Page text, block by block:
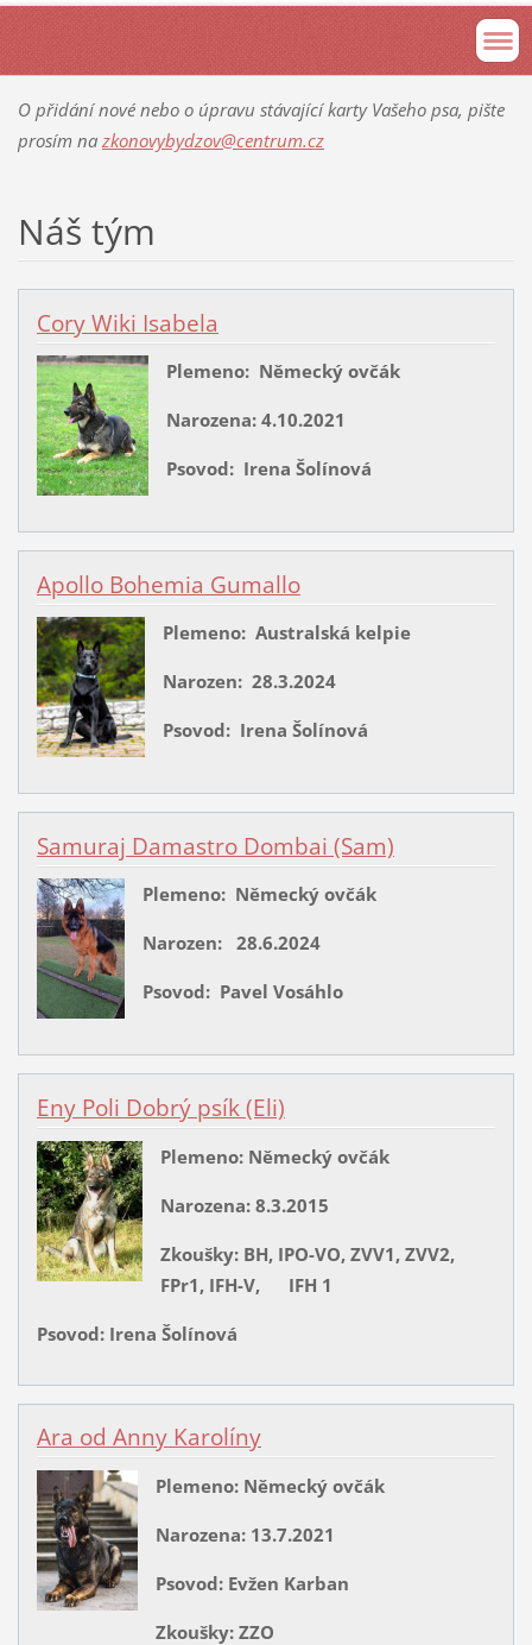
O přidání nové nebo o úpravu stávající karty Vašeho psa, pište
prosím na zkonovybydzov@centrum.cz
Náš tým
Cory Wiki Isabela
Plemeno: Německý ovčák
Narozena: 4.10.2021
Psovod: Irena Šolínová
Apollo Bohemia Gumallo
Plemeno: Australská kelpie
Narozen: 28.3.2024
Psovod: Irena Šolínová
Samuraj Damastro Dombai (Sam)
Plemeno: Německý ovčák
Narozen: 28.6.2024
Psovod: Pavel Vosáhlo
Eny Poli Dobrý psík (Eli)
Plemeno: Německý ovčák
Narozena: 8.3.2015
Zkoušky: BH, IPO-VO, ZVV1, ZVV2,
FPr1, IFH-V, IFH 1
Psovod: Irena Šolínová
Ara od Anny Karolíny
Plemeno: Německý ovčák
Narozena: 13.7.2021
Psovod: Evžen Karban
Zkoušky: ZZO